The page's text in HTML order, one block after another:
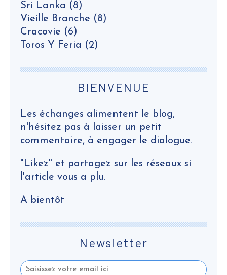
Newsletter
Sri Lanka (8)
Vieille Branche (8)
Cracovie (6)
Toros Y Feria (2)
BIENVENUE
Les échanges alimentent le blog,
n'hésitez pas à laisser un petit
commentaire, à engager le dialogue.
"Likez" et partagez sur les réseaux si
l'article vous a plu.
A bientôt